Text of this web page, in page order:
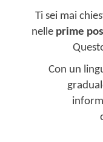
Ti sei mai
nelle prime
Con un